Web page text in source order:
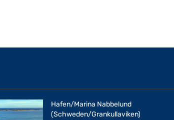
Hafen/Marina Nabbelund
(Schweden/Grankullaviken)